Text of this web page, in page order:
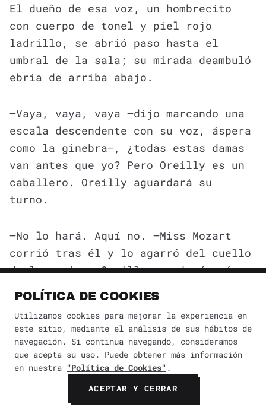
El dueño de esa voz, un hombrecito
con cuerpo de tonel y piel rojo
ladrillo, se abrió paso hasta el
umbral de la sala; su mirada deambuló
ebria de arriba abajo.
—Vaya, vaya, vaya —dijo marcando una
escala descendente con su voz, áspera
como la ginebra—, ¿todas estas damas
van antes que yo? Pero Oreilly es un
caballero. Oreilly aguardará su
turno.
—No lo hará. Aquí no. —Miss Mozart
corrió tras él y lo agarró del cuello
de la camisa. Oreilly enrojecía aún
más y los ojos se le salían de las
órbitas.
—Me está ahorcando —masculló, pero
las manos pálidas, verdosas, de Miss
Mozart, tan fuertes como raíces de
roble, le tiraban aún más fuerte de
la corbata hasta hacerle cruzar la
POLÍTICA DE COOKIES
Utilizamos cookies para mejorar la experiencia en
este sitio, mediante el análisis de sus hábitos de
navegación. Si continua navegando, consideramos
que acepta su uso. Puede obtener más información
en nuestra "Política de Cookies" .
ACEPTAR Y CERRAR